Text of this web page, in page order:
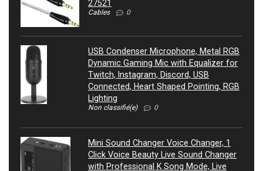
27521
Cables 0
USB Condenser Microphone, Metal RGB
Dynamic Gaming Mic with Equalizer for
Twitch, Instagram, Discord, USB
Connected, Heart Shaped Pointing, RGB
Lighting
Non classifié(e) 0
Mini Sound Changer Voice Changer, 1
Click Voice Beauty Live Sound Changer
with Professional K Song Mode, Live